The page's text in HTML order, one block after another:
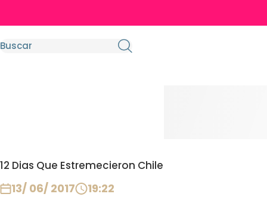
12 Dias Que Estremecieron Chile
13/ 06/ 2017 19:22